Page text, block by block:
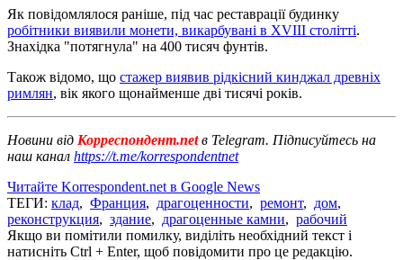
Як повідомлялося раніше, під час реставрації будинку
робітники виявили монети, викарбувані в XVIII столітті.
Знахідка "потягнула" на 400 тисяч фунтів.
Також відомо, що стажер виявив рідкісний кинджал древніх
римлян, вік якого щонайменше дві тисячі років.
Новини від Корреспондент.netв Telegram. Підписуйтесь на
наш канал https://t.me/korrespondentnet
Читайте Korrespondent.net в Google News
ТЕГИ: клад, Франция, драгоценности, ремонт, дом,
реконструкция, здание, драгоценные камни, рабочий
Якщо ви помітили помилку, виділіть необхідний текст і
натисніть Ctrl + Enter, щоб повідомити про це редакцію.